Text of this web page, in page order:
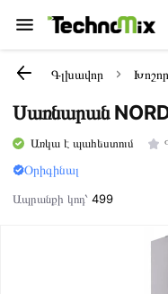
Գլխավոր
Սառնարան
Առկա է պահեստում
Օրիգինալ
Ապրանքի կոդ՝499